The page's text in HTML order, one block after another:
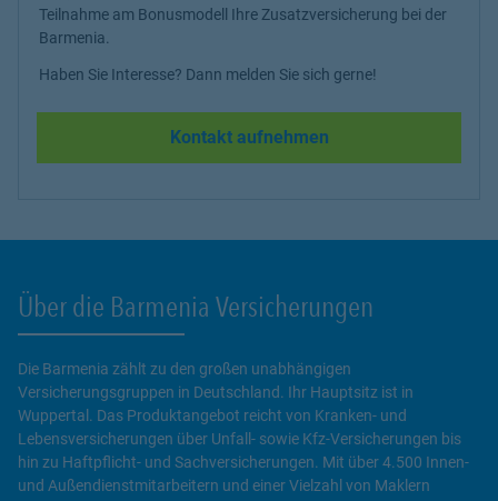
Teilnahme am Bonusmodell Ihre Zusatzversicherung bei der
Barmenia.
Haben Sie Interesse? Dann melden Sie sich gerne!
Kontakt aufnehmen
Über die Barmenia Versicherungen
Die Barmenia zählt zu den großen unabhängigen
Versicherungsgruppen in Deutschland. Ihr Hauptsitz ist in
Wuppertal. Das Produktangebot reicht von Kranken- und
Lebensversicherungen über Unfall- sowie Kfz-Versicherungen bis
hin zu Haftpflicht- und Sachversicherungen. Mit über 4.500 Innen-
und Außendienstmitarbeitern und einer Vielzahl von Maklern